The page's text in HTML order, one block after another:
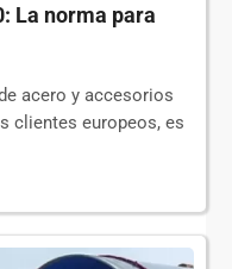
La norma para
acero y accesorios
clientes europeos, es